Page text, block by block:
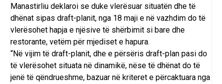
Manastirliu deklaroi se duke vlerësuar situatën dhe të
dhënat sipas draft-planit, nga 18 maji e në vazhdim do të
vlerësohet hapja e njësive të shërbimit si bare dhe
restorante, vetëm për mjediset e hapura.
“Në vijim të draft-planit, dhe e përsëris draft-plan pasi do
të vlerësohet situata në dinamikë, nëse të dhënat do të
jenë të qëndrueshme, bazuar në kriteret e përcaktuara nga